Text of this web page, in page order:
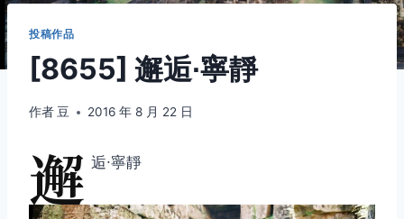
投稿作品
[8655] 邂逅∙寧靜
作者 豆 2016 年 8 月 22 日
邂 逅∙寧靜